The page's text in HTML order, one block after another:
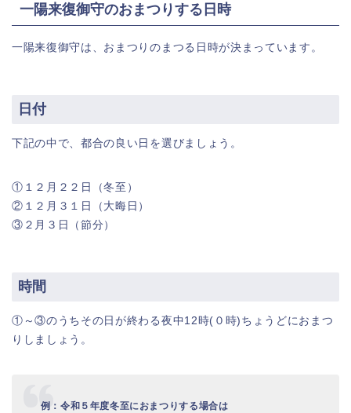
一陽来復御守のおまつりする日時
一陽来復御守は、おまつりのまつる日時が決まっています。
日付
下記の中で、都合の良い日を選びましょう。
①１２月２２日（冬至）
②１２月３１日（大晦日）
③２月３日（節分）
時間
①～③のうちその日が終わる夜中12時(０時)ちょうどにおまつ
りしましょう。
例：令和５年度冬至におまつりする場合は